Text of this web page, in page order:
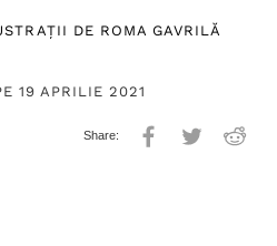
DE ROMA GAVRILĂ
19 APRILIE 2021